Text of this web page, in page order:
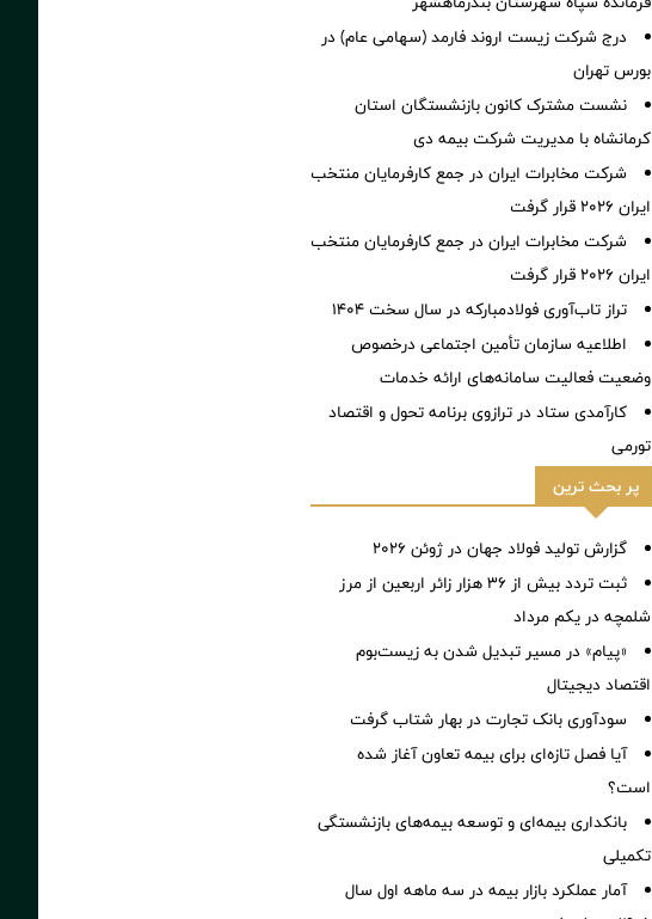
درج شرکت زیست اروند فارمد (سهامی عام) در
بورس تهران
نشست مشترک کانون بازنشستگان استان
کرمانشاه با مدیریت شرکت بیمه دی
شرکت مخابرات ایران در جمع کارفرمایان منتخب
ایران ۲۰۲۶ قرار گرفت
شرکت مخابرات ایران در جمع کارفرمایان منتخب
ایران ۲۰۲۶ قرار گرفت
تراز تاب‌آوری فولادمبارکه در سال سخت ۱۴۰۴
اطلاعیه سازمان تأمین اجتماعی درخصوص
وضعیت فعالیت سامانه‌های ارائه خدمات
کارآمدی ستاد در ترازوی برنامه تحول و اقتصاد
تورمی
پر بحث ترین
گزارش تولید فولاد جهان در ژوئن ۲۰۲۶
ثبت تردد بیش از ۳۶ هزار زائر اربعین از مرز
شلمچه در یکم مرداد
«پیام» در مسیر تبدیل شدن به زیست‌بوم
اقتصاد دیجیتال
سودآوری بانک تجارت در بهار شتاب گرفت
آیا فصل تازه‌ای برای بیمه تعاون آغاز شده
است؟
بانکداری بیمه‌ای و توسعه بیمه‌های بازنشستگی
تکمیلی
آمار عملكرد بازار بیمه در سه ماهه اول سال